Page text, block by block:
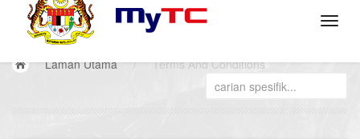
Laman Utama / Terms And Conditions